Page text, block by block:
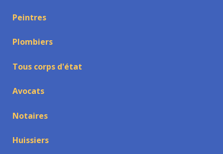
Peintres
Plombiers
Tous corps d'état
Avocats
Notaires
Huissiers